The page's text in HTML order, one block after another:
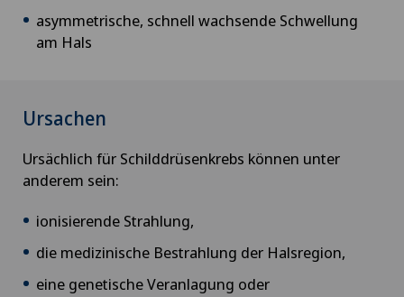
Beckenbindung / Rebozo
Check-up
Check-up für Frauen
Check-Up für Sportler
Check-up für Unternehmen
asymmetrische, schnell wachsende Schwellung
am Hals
Ursachen
Ursächlich für Schilddrüsenkrebs können unter
anderem sein:
ionisierende Strahlung,
die medizinische Bestrahlung der Halsregion,
eine genetische Veranlagung oder